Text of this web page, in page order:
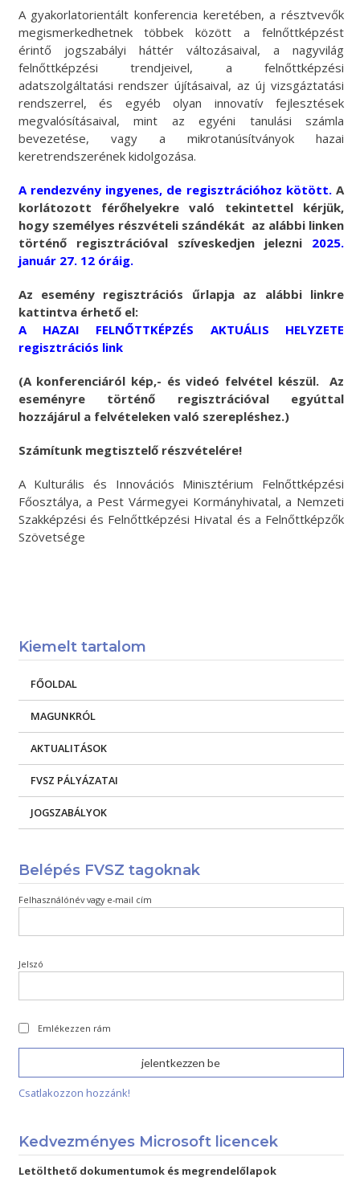
A gyakorlatorientált konferencia keretében, a résztvevők
megismerkedhetnek többek között a felnőttképzést
érintő jogszabályi háttér változásaival, a nagyvilág
felnőttképzési trendjeivel, a felnőttképzési
adatszolgáltatási rendszer újításaival, az új vizsgáztatási
rendszerrel, és egyéb olyan innovatív fejlesztések
megvalósításaival, mint az egyéni tanulási számla
bevezetése, vagy a mikrotanúsítványok hazai
keretrendszerének kidolgozása.
A rendezvény ingyenes, de regisztrációhoz kötött.A
korlátozott férőhelyekre való tekintettel kérjük,
hogy személyes részvételi szándékát az alábbi linken
történő regisztrációval szíveskedjen jelezni 2025.
január 27. 12 óráig.
Az esemény regisztrációs űrlapja az alábbi linkre
kattintva érhető el:
A HAZAI FELNŐTTKÉPZÉS AKTUÁLIS HELYZETE
regisztrációs link
(A konferenciáról kép,- és videó felvétel készül. Az
eseményre történő regisztrációval egyúttal
hozzájárul a felvételeken való szerepléshez.)
Számítunk megtisztelő részvételére!
A Kulturális és Innovációs Minisztérium Felnőttképzési
Főosztálya, a Pest Vármegyei Kormányhivatal, a Nemzeti
Szakképzési és Felnőttképzési Hivatal és a Felnőttképzők
Szövetsége
Kiemelt tartalom
FŐOLDAL
MAGUNKRÓL
AKTUALITÁSOK
FVSZ PÁLYÁZATAI
JOGSZABÁLYOK
Belépés FVSZ tagoknak
Felhasználónév vagy e-mail cím
Jelszó
Emlékezzen rám
Csatlakozzon hozzánk!
Kedvezményes Microsoft licencek
Letölthető dokumentumok és megrendelőlapok